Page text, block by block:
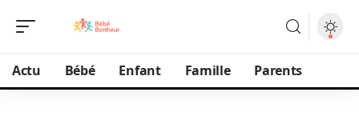
Actu Bébé Enfant Famille Parents